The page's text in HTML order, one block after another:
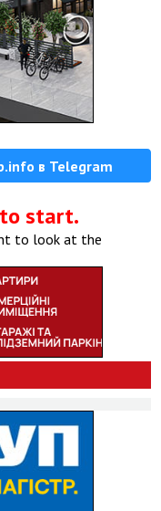
в Telegram
to start.
to look at the